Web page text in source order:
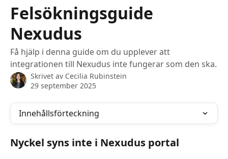
Felsökningsguide
Nexudus
Få hjälp i denna guide om du upplever att
integrationen till Nexudus inte fungerar som den ska.
Skrivet av Cecilia Rubinstein
29 september 2025
Innehållsförteckning
Nyckel syns inte i Nexudus portal